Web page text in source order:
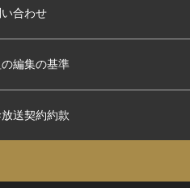
合わせ
編集の基準
送契約約款